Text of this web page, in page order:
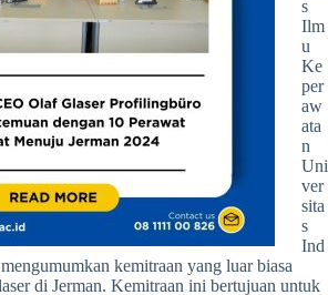
s
Ilm
u
Ke
per
aw
ata
n
Uni
ver
sita
s
Ind
kemitraan yang luar biasa
di Jerman. Kemitraan ini bertujuan untuk